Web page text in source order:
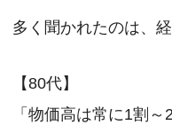
多く聞かれたのは、
【80代】
「物価高は常に1割